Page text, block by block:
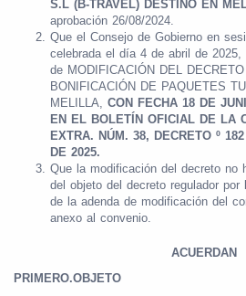
S.L (B-TRAVEL) DESTINO EN
aprobación 26/08/2024.
Que el Consejo de Gobierno en
celebrada el día 4 de abril de
de MODIFICACIÓN DEL
BONIFICACIÓN DE PAQUETES
MELILLA, CON FECHA 18 DE
EN EL BOLETÍN OFICIAL DE LA
EXTRA. NÚM. 38, DECRETO º
DE 2025.
Que la modificación del decreto no
del objeto del decreto regulador
de la adenda de modificación del
anexo al convenio.
ACUERDAN
PRIMERO.OBJETO